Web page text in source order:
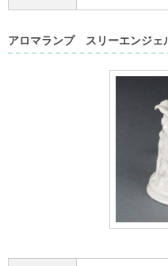
アロマランプ スリーエンジェ